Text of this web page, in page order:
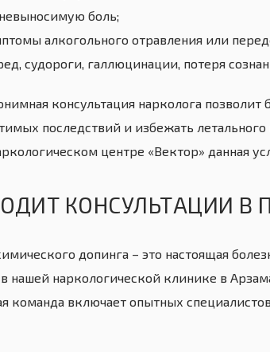
боль;
алкогольного отравления или
судороги, галлюцинации, потеря
консультация нарколога
последствий и избежать
центре «Вектор» данная
КОНСУЛЬТАЦИИ В
допинга – это настоящая
нашей наркологической клинике в
команда включает опытных